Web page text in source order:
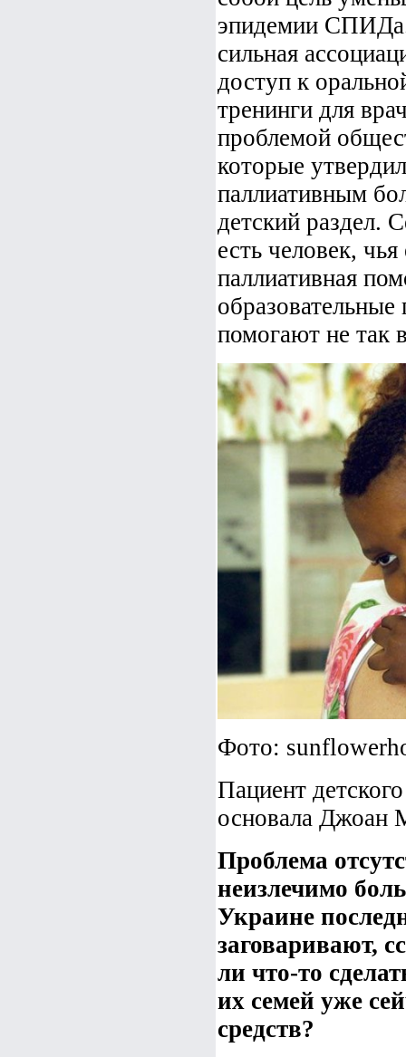
эпидемии
сильная
доступ к
тренинги для
проблемой
которые
паллиативным
детский раздел.
есть человек,
паллиативная
помогают не так
Фото:
Пациент
основала
Проблема
неизлечимо
Украине
заговаривают,
ли что-то
их семей уже
средств?